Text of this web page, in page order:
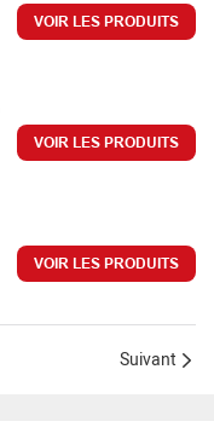
VOIR LES PRODUITS
VOIR LES PRODUITS
VOIR LES PRODUITS
Suivant